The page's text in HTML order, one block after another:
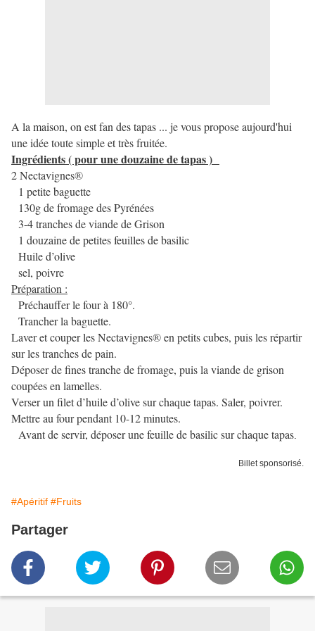
A la maison, on est fan des tapas ... je vous propose aujourd'hui
une idée toute simple et très fruitée.
Ingrédients ( pour une douzaine de tapas )
2 Nectavignes®
1 petite baguette
130g de fromage des Pyrénées
3-4 tranches de viande de Grison
1 douzaine de petites feuilles de basilic
Huile d’olive
sel, poivre
Préparation :
Préchauffer le four à 180°.
Trancher la baguette.
Laver et couper les Nectavignes®en petits cubes, puis les répartir
sur les tranches de pain.
Déposer de fines tranche de fromage, puis la viande de grison
coupées en lamelles.
Verser un filet d’huile d’olive sur chaque tapas. Saler, poivrer.
Mettre au four pendant 10-12 minutes.
Avant de servir, déposer une feuille de basilic sur chaque tapas
Billet sponsorisé.
#Apéritif #Fruits
Partager